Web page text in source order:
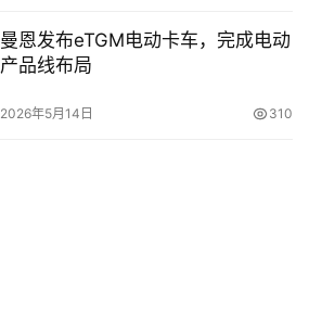
曼恩发布eTGM电动卡车，完成电动
产品线布局
2026年5月14日 310